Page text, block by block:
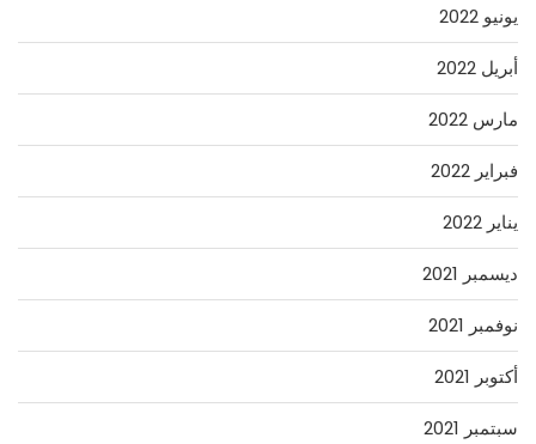
يونيو 2022
أبريل 2022
مارس 2022
فبراير 2022
يناير 2022
ديسمبر 2021
نوفمبر 2021
أكتوبر 2021
سبتمبر 2021